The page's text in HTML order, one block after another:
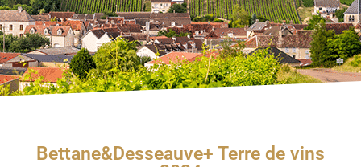
Bettane&Desseauve+ Terre de vins